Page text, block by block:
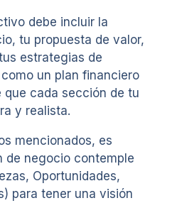
debe incluir la
tu propuesta de valor,
estrategias de
un plan financiero
que cada sección de tu
y realista.
mencionados, es
de negocio contemple
Oportunidades,
para tener una visión